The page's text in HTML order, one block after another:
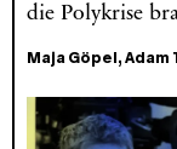
die Polykrise
Maja Göpel , Adam